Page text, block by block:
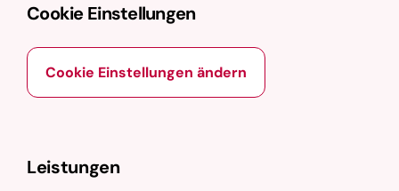
Cookie Einstellungen
Cookie Einstellungen ändern
Leistungen